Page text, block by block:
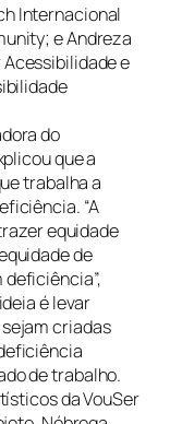
Internacional
e Andreza
e
do
que a
trabalha a
“A
equidade
de
é levar
criadas
de trabalho.
da VouSer